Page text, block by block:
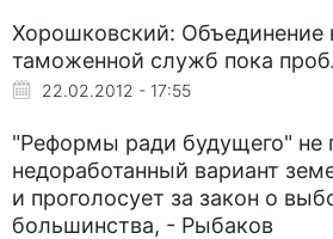
Хорошковский: Объединение
таможенной служб пока
22.02.2012 - 17:55
"Реформы ради будущего" не
недоработанный вариант
и проголосует за закон о
большинства, - Рыбаков